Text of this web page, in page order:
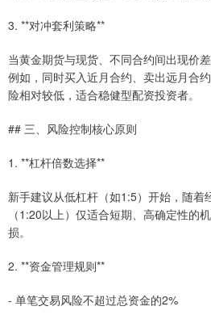
3. **对冲套利策略**
当黄金期货与现货、不同合约间出现价
例如，同时买入近月合约、卖出远月合
险相对较低，适合稳健型配资投资者。
## 三、风险控制核心原则
1. **杠杆倍数选择**
新手建议从低杠杆（如1:5）开始，随着
（1:20以上）仅适合短期、高确定性的
损。
2. **资金管理规则**
- 单笔交易风险不超过总资金的2%